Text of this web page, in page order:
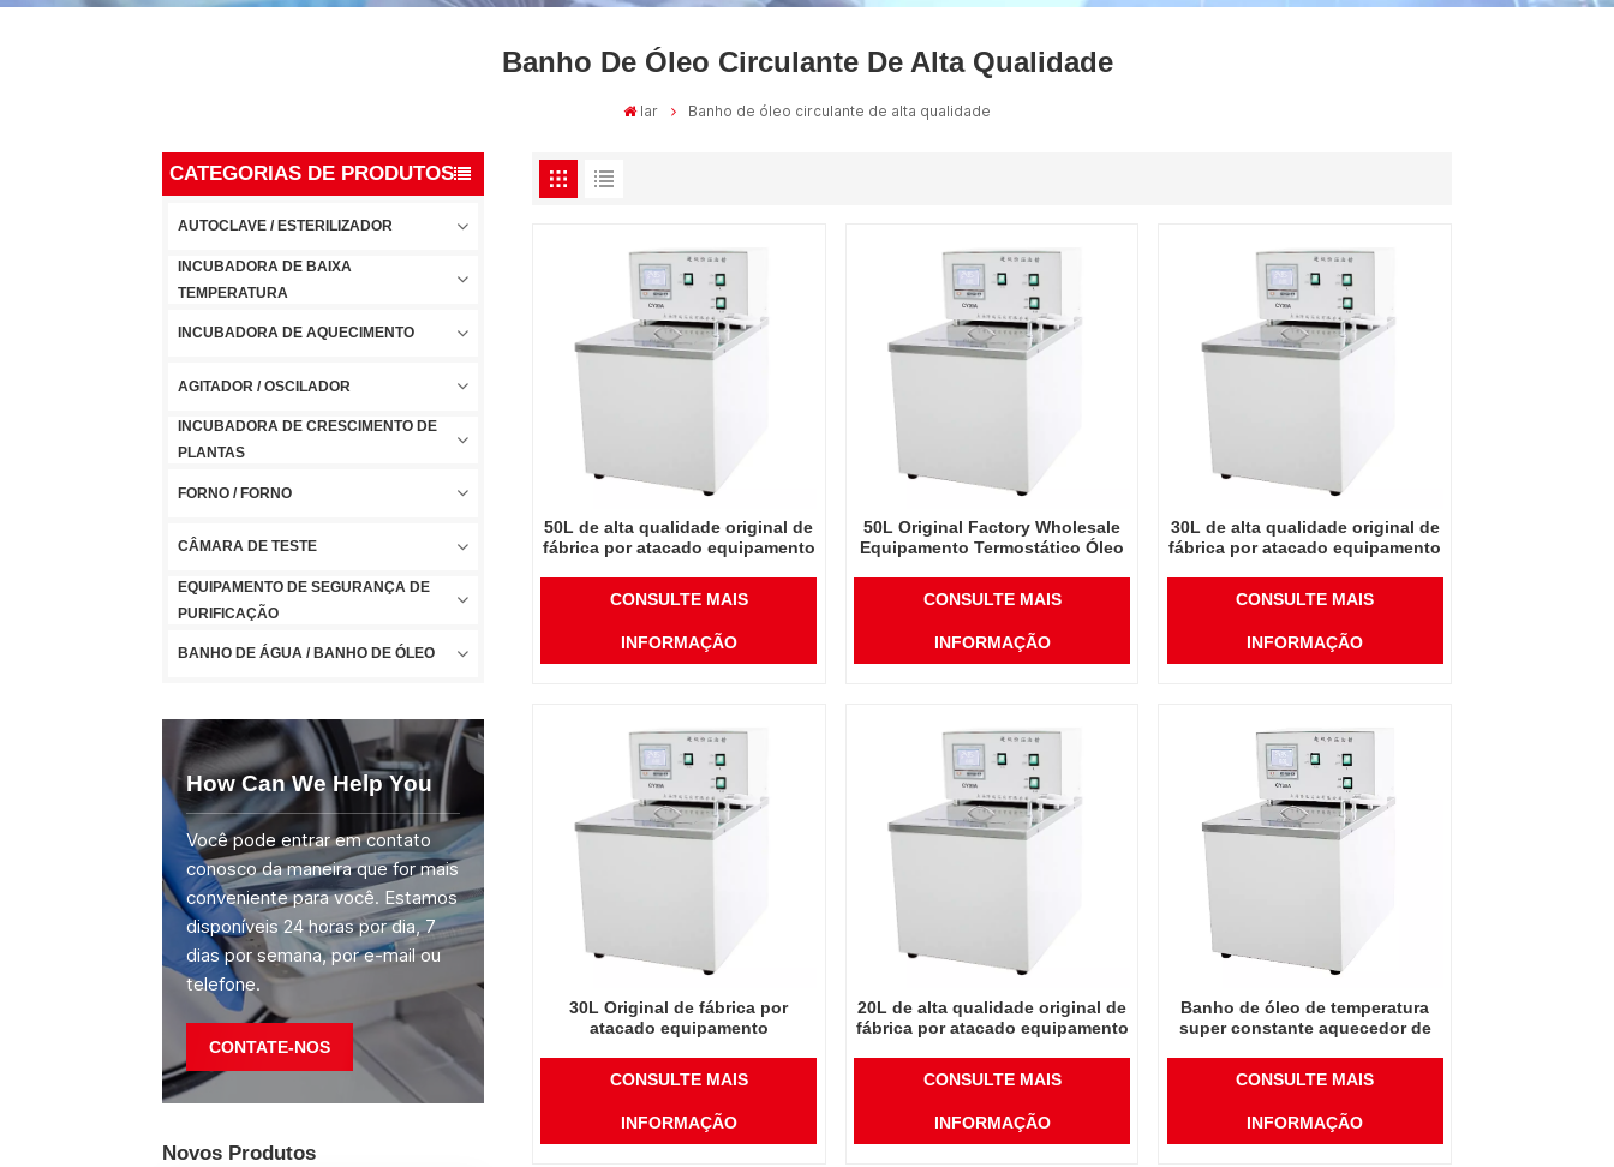
Banho De Óleo Circulante De Alta Qualidade
lar Banho de óleo circulante de alta qualidade
CATEGORIAS DE PRODUTOS
AUTOCLAVE / ESTERILIZADOR
INCUBADORA DE BAIXA
TEMPERATURA
INCUBADORA DE AQUECIMENTO
AGITADOR / OSCILADOR
INCUBADORA DE CRESCIMENTO DE
PLANTAS
FORNO / FORNO
CÂMARA DE TESTE
EQUIPAMENTO DE SEGURANÇA DE
PURIFICAÇÃO
BANHO DE ÁGUA / BANHO DE ÓLEO
How Can We Help You
Você pode entrar em contato
conosco da maneira que for mais
conveniente para você. Estamos
disponíveis 24 horas por dia, 7
dias por semana, por e-mail ou
telefone.
CONTATE-NOS
Novos Produtos
50L de alta qualidade original de
fábrica por atacado equipamento
superconstante
CONSULTE MAIS
INFORMAÇÃO
50L Original Factory Wholesale
Equipamento Termostático Óleo
CONSULTE MAIS
INFORMAÇÃO
30L de alta qualidade original de
fábrica por atacado equipamento
superconstante
CONSULTE MAIS
INFORMAÇÃO
30L Original de fábrica por
atacado equipamento
super constante
CONSULTE MAIS
INFORMAÇÃO
20L de alta qualidade original de
fábrica por atacado equipamento
superconstante
CONSULTE MAIS
INFORMAÇÃO
Banho de óleo de temperatura
super constante aquecedor de
laboratório
CONSULTE MAIS
INFORMAÇÃO